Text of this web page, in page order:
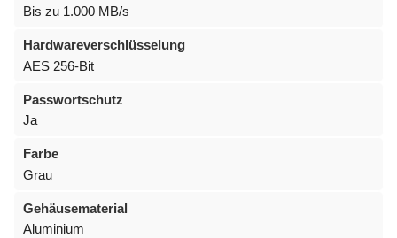
Bis zu 1.000 MB/s
Hardwareverschlüsselung
AES 256-Bit
Passwortschutz
Ja
Farbe
Grau
Gehäusematerial
Aluminium